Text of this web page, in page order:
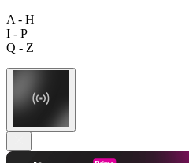
A - H
I - P
Q - Z